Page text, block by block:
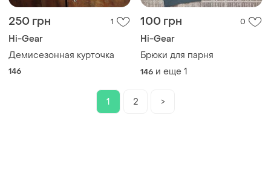
250 грн 1
Hi-Gear
Демисезонная курточка
146
100 грн 0
Hi-Gear
Брюки для парня
146 и еще 1
1 2 >